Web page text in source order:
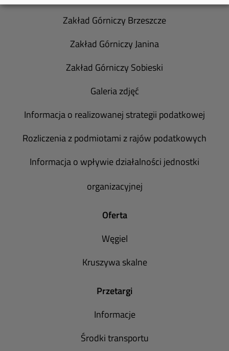
Zakład Górniczy Brzeszcze
Zakład Górniczy Janina
Zakład Górniczy Sobieski
Galeria zdjęć
Informacja o realizowanej strategii podatkowej
Rozliczenia z podmiotami z rajów podatkowych
Informacja o wpływie działalności jednostki
organizacyjnej
Oferta
Węgiel
Kruszywa skalne
Przetargi
Informacje
Środki transportu